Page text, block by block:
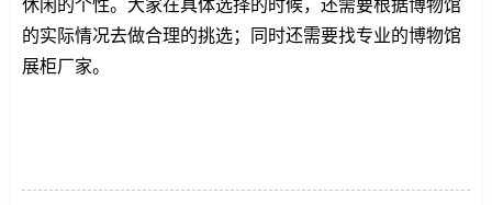
休闲的个性。大家在具体选择的时候，还需要根据博物馆
的实际情况去做合理的挑选；同时还需要找专业的博物馆
展柜厂家。